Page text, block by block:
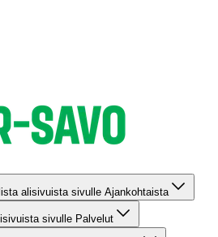
alisivuista sivulle Ajankohtaista
sivulle Palvelut